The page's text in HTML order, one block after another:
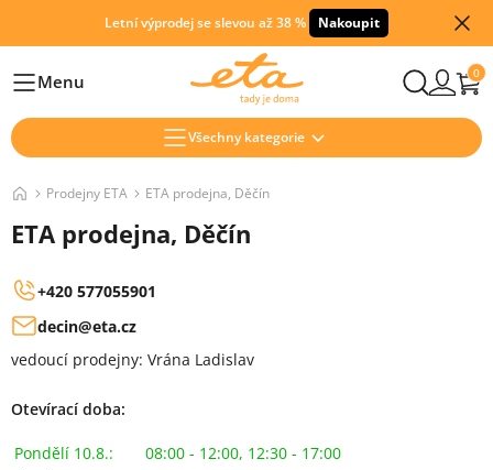
Letní výprodej se slevou až 38 % Nakoupit
HlavníMenu 0
Všechny kategorie
Prodejny ETA ETA prodejna, Děčín
ETA prodejna, Děčín
+420 577055901
decin@eta.cz
vedoucí prodejny: Vrána Ladislav
Otevírací doba:
Pondělí 10.8.:
08:00 - 12:00, 12:30 - 17:00